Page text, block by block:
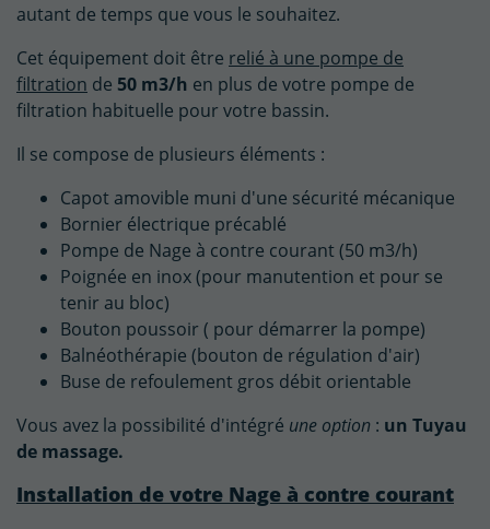
autant de temps que vous le souhaitez.
Cet équipement doit être relié à une pompe de
filtration de 50 m3/h en plus de votre pompe de
filtration habituelle pour votre bassin.
Il se compose de plusieurs éléments :
Capot amovible muni d'une sécurité mécanique
Bornier électrique précablé
Pompe de Nage à contre courant (50 m3/h)
Poignée en inox (pour manutention et pour se
tenir au bloc)
Bouton poussoir ( pour démarrer la pompe)
Balnéothérapie (bouton de régulation d'air)
Buse de refoulement gros débit orientable
Vous avez la possibilité d'intégré une option : un Tuyau
de massage.
Installation de votre Nage à contre courant